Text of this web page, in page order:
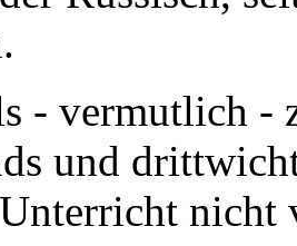
- vermutlich -
und
nicht